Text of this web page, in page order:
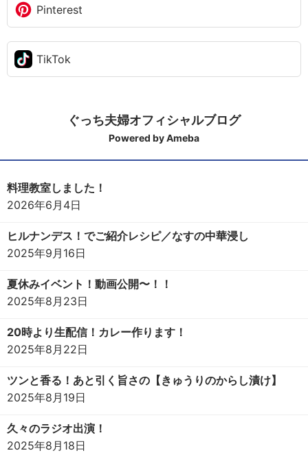
Pinterest
TikTok
ぐっち夫婦オフィシャルブログ
Powered by Ameba
料理教室しました！
2026年6月4日
ヒルナンデス！でご紹介レシピ／なすの中華浸し
2025年9月16日
夏休みイベント！動画公開〜！！
2025年8月23日
20時より生配信！カレー作ります！
2025年8月22日
ツンと香る！あと引く旨さの【きゅうりのからし漬け】
2025年8月19日
久々のラジオ出演！
2025年8月18日